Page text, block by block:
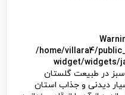
/home/villara4/
widget/widgets/
در طبیعت گلستان
دیدنی و جذاب استان